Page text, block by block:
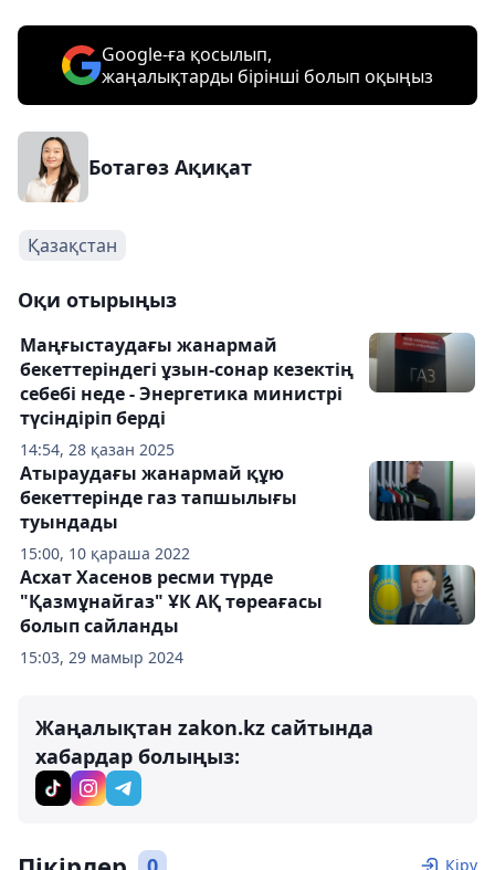
Google-ға қосылып,
жаңалықтарды бірінші болып оқыңыз
Ботагөз Ақиқат
Қазақстан
Оқи отырыңыз
14:54, 28 қазан 2025
Маңғыстаудағы жанармай
бекеттеріндегі ұзын-сонар кезектің
себебі неде - Энергетика министрі
түсіндіріп берді
15:00, 10 қараша 2022
Атыраудағы жанармай құю
бекеттерінде газ тапшылығы
туындады
15:03, 29 мамыр 2024
Асхат Хасенов ресми түрде
"Қазмұнайгаз" ҰК АҚ төреағасы
болып сайланды
Жаңалықтан zakon.kz сайтында
хабардар болыңыз:
Кіру